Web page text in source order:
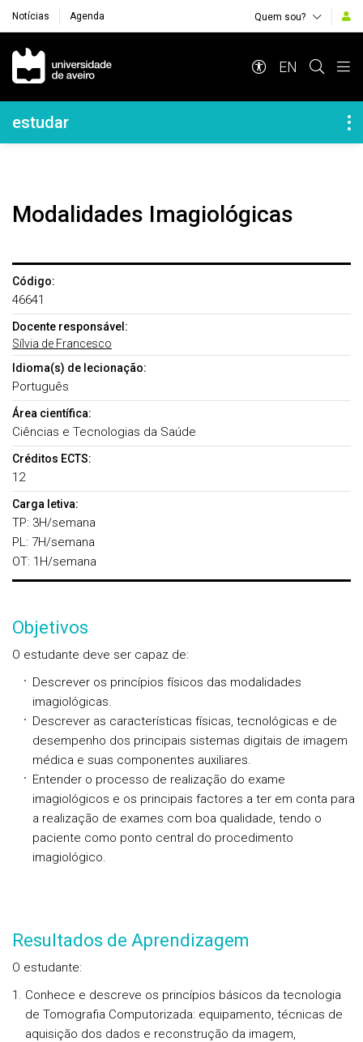
Notícias Agenda Quem sou?
Navegação Principal
EN
Navegação Lateral
estudar
Modalidades Imagiológicas
Código:
46641
Docente responsável:
Sílvia de Francesco
Idioma(s) de lecionação:
Português
Área científica:
Ciências e Tecnologias da Saúde
Créditos ECTS:
12
Carga letiva:
TP: 3H/semana
PL: 7H/semana
OT: 1H/semana
Objetivos
O estudante deve ser capaz de:
Descrever os princípios físicos das modalidades
imagiológicas.
Descrever as características físicas, tecnológicas e de
desempenho dos principais sistemas digitais de imagem
médica e suas componentes auxiliares.
Entender o processo de realização do exame
imagiológicos e os principais factores a ter em conta para
a realização de exames com boa qualidade, tendo o
paciente como ponto central do procedimento
imagiológico.
Resultados de Aprendizagem
O estudante:
Conhece e descreve os princípios básicos da tecnologia
de Tomografia Computorizada: equipamento, técnicas de
aquisição dos dados e reconstrução da imagem,